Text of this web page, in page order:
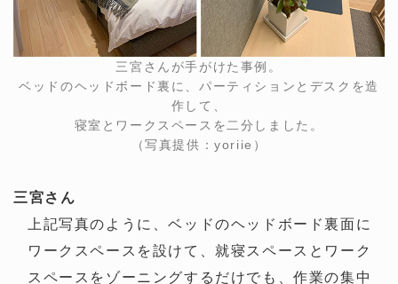
三宮さんが手がけた事例。
ベッドのヘッドボード裏に、パーティションとデスクを造
作して、
寝室とワークスペースを二分しました。
（写真提供：yoriie）
三宮さん
上記写真のように、ベッドのヘッドボード裏面に
ワークスペースを設けて、就寝スペースとワーク
スペースをゾーニングするだけでも、作業の集中